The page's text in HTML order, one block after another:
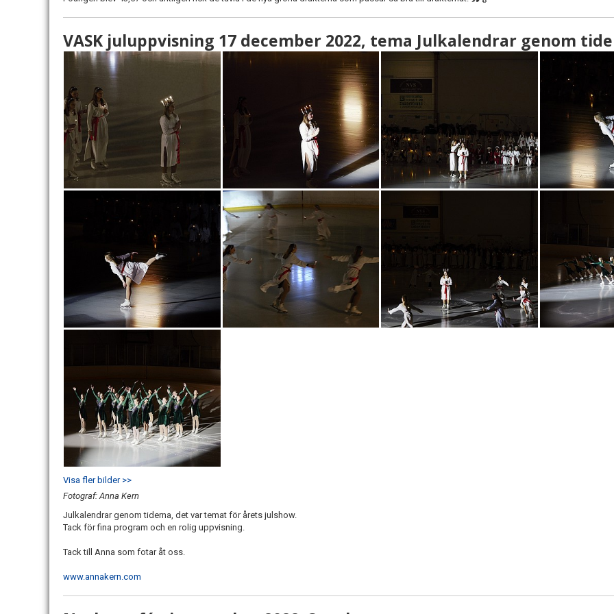
VASK juluppvisning 17 december 2022, tema Julkalendrar genom
Visa fler bilder >>
Fotograf: Anna Kern
Julkalendrar genom tiderna, det var temat för årets julshow.
Tack för fina program och en rolig uppvisning.
Tack till Anna som fotar åt oss.
www.annakern.com